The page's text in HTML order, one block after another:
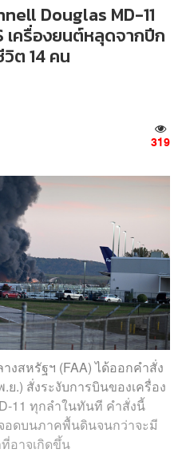
Douglas MD-11
เครื่องยนต์หลุดจากปีก
ต 14 คน
319
งสหรัฐฯ (FAA) ได้ออกคำสั่ง
ย.) สั่งระงับการบินของเครื่อง
11 ทุกลำในทันที คำสั่งนี้
อดบนภาคพื้นดินจนกว่าจะมี
อาจเกิดขึ้น